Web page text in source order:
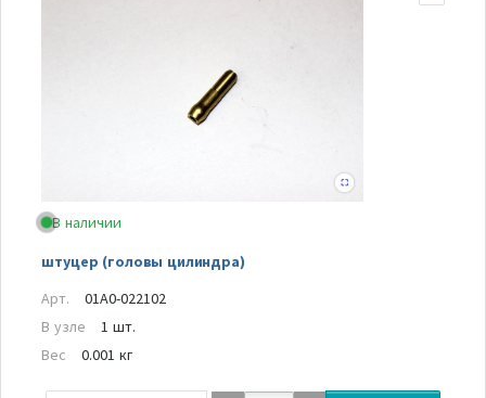
В наличии
штуцер (головы цилиндра)
Арт.
01A0-022102
В узле
1 шт.
Вес
0.001 кг